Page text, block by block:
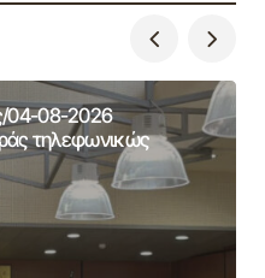
04-08-2026
τηλεφωνικώς